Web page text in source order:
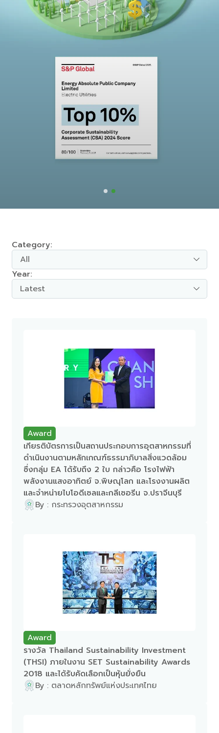
Category:
All
Year:
Latest
Award
เกียรติบัตรการเป็นสถานประกอบการอุตสาหกรรมที่
ดำเนินงานตามหลักเกณฑ์ธรรมาภิบาลสิ่งแวดล้อม
ซึ่งกลุ่ม EA ได้รับถึง 2 ใบ กล่าวคือ โรงไฟฟ้า
พลังงานแสงอาทิตย์ จ.พิษณุโลก และโรงงานผลิต
และจำหน่ายไบโอดีเซลและกลีเซอรีน จ.ปราจีนบุรี
By : กระทรวงอุตสาหกรรม
Award
รางวัล Thailand Sustainability Investment
(THSI) ภายในงาน SET Sustainability Awards
2018 และได้รับคัดเลือกเป็นหุ้นยั่งยืน
By : ตลาดหลักทรัพย์แห่งประเทศไทย